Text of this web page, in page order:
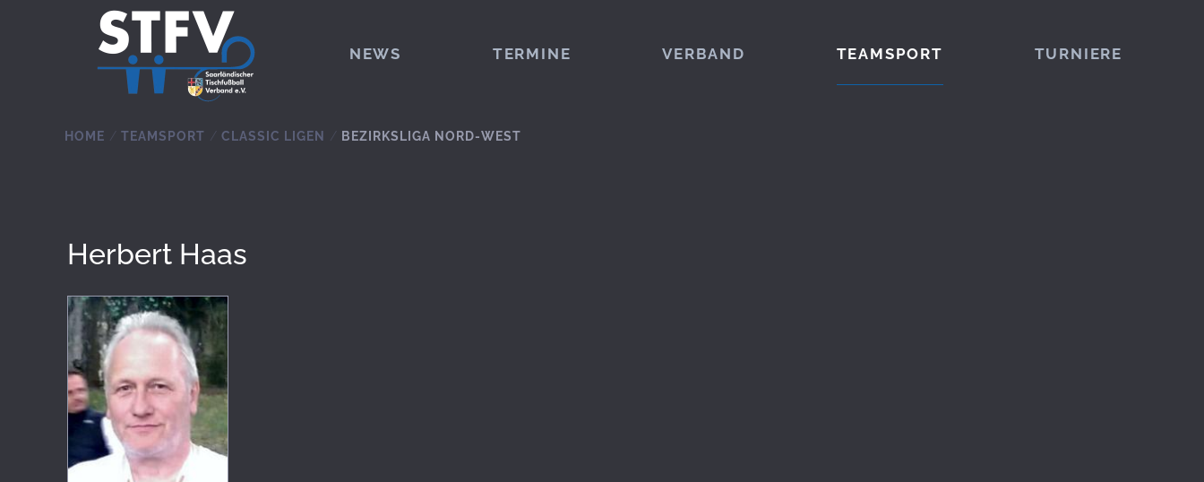
Zum Hauptinhalt springen
NEWS TERMINE VERBAND TEAMSPORT TURNIERE
HOME TEAMSPORT CLASSIC LIGEN BEZIRKSLIGA NORD-WEST
Herbert Haas